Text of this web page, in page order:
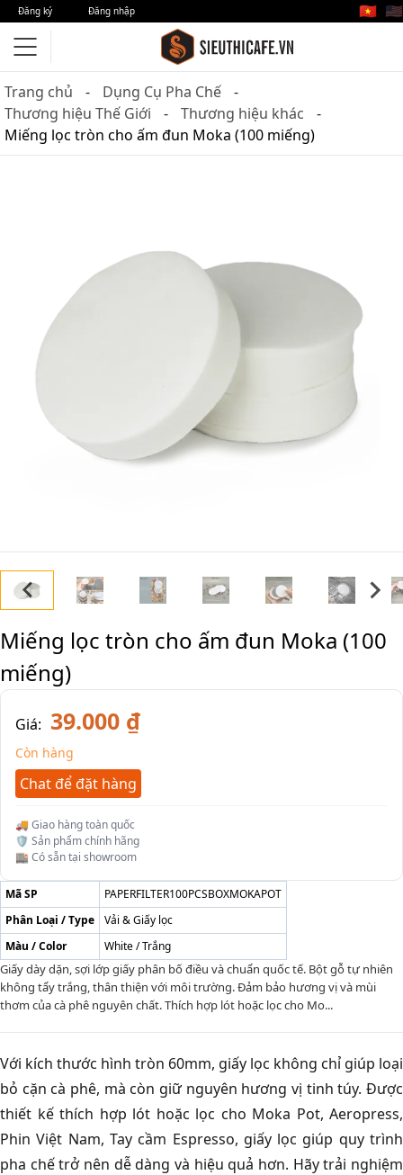
Đăng ký Đăng nhập 🇻🇳 🇺🇸
Trang chủ
Dụng Cụ Pha Chế
Thương hiệu Thế Giới
Thương hiệu khác
Miếng lọc tròn cho ấm đun Moka (100 miếng)
Miếng lọc tròn cho ấm đun Moka (100
miếng)
Giá: 39.000 ₫
Còn hàng
Chat để đặt hàng
🚚 Giao hàng toàn quốc
🛡️ Sản phẩm chính hãng
🏬 Có sẵn tại showroom
Mã SP
PAPERFILTER100PCSBOXMOKAPOT
Phân Loại / Type
Vải & Giấy lọc
Màu / Color
White / Trắng
Giấy dày dặn, sợi lớp giấy phân bố điều và chuẩn quốc tế. Bột gỗ tự nhiên
không tẩy trắng, thân thiện với môi trường. Đảm bảo hương vị và mùi
thơm của cà phê nguyên chất. Thích hợp lót hoặc lọc cho Mo...
Với kích thước hình tròn 60mm, giấy lọc không chỉ giúp loại
bỏ cặn cà phê, mà còn giữ nguyên hương vị tinh túy. Được
thiết kế thích hợp lót hoặc lọc cho Moka Pot, Aeropress,
Phin Việt Nam, Tay cầm Espresso, giấy lọc giúp quy trình
pha chế trở nên dễ dàng và hiệu quả hơn. Hãy trải nghiệm